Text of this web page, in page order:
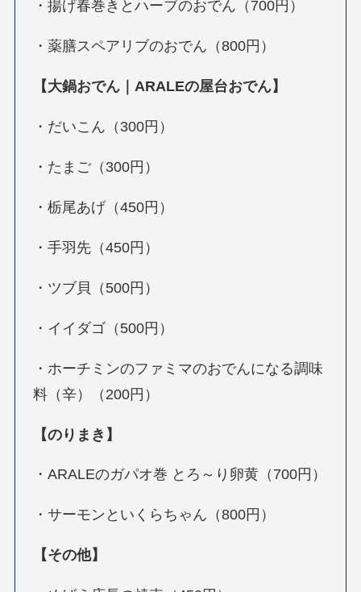
・揚げ春巻きとハーブのおでん（700円）
・薬膳スペアリブのおでん（800円）
【大鍋おでん｜ARALEの屋台おでん】
・だいこん（300円）
・たまご（300円）
・栃尾あげ（450円）
・手羽先（450円）
・ツブ貝（500円）
・イイダゴ（500円）
・ホーチミンのファミマのおでんになる調味
料（辛）（200円）
【のりまき】
・ARALEのガパオ巻 とろ～り卵黄（700円）
・サーモンといくらちゃん（800円）
【その他】